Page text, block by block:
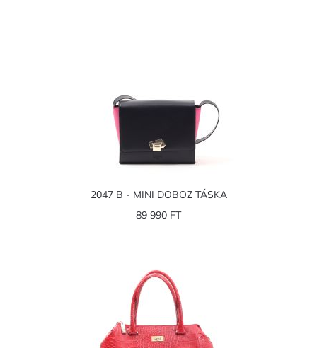
2047 B - MINI DOBOZ TÁSKA
89 990 FT